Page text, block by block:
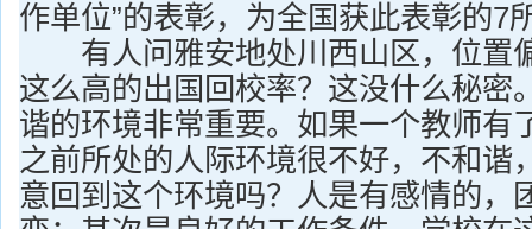
作单位”的表彰，为全国获此表彰的7
有人问雅安地处川西山区，位置
这么高的出国回校率？这没什么秘密
谐的环境非常重要。如果一个教师有
之前所处的人际环境很不好，不和谐
意回到这个环境吗？人是有感情的，